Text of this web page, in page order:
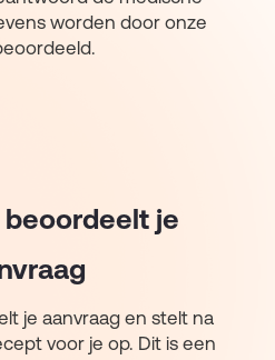
worden door onze
je
je aanvraag en stelt na
voor je op. Dit is een